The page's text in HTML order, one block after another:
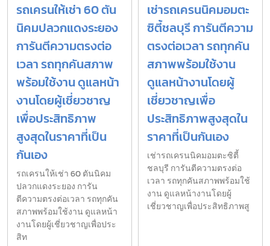
รถเครนให้เช่า 60 ตัน
นิคมปลวกแดงระยอง
การันตีความตรงต่อ
เวลา รถทุกคันสภาพ
พร้อมใช้งาน ดูแลหน้า
งานโดยผู้เชี่ยวชาญ
เพื่อประสิทธิภาพ
สูงสุดในราคาที่เป็น
กันเอง
รถเครนให้เช่า 60 ตันนิคม
ปลวกแดงระยอง การัน
ตีความตรงต่อเวลา รถทุกคัน
สภาพพร้อมใช้งาน ดูแลหน้า
งานโดยผู้เชี่ยวชาญเพื่อประ
สิท
เช่ารถเครนนิคมอมตะ
ซิตี้ชลบุรี การันตีความ
ตรงต่อเวลา รถทุกคัน
สภาพพร้อมใช้งาน
ดูแลหน้างานโดยผู้
เชี่ยวชาญเพื่อ
ประสิทธิภาพสูงสุดใน
ราคาที่เป็นกันเอง
เช่ารถเครนนิคมอมตะซิตี้
ชลบุรี การันตีความตรงต่อ
เวลา รถทุกคันสภาพพร้อมใช้
งาน ดูแลหน้างานโดยผู้
เชี่ยวชาญเพื่อประสิทธิภาพสู